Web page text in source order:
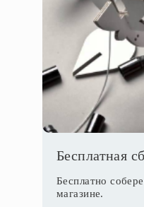
Бесплатная
Бесплатно
магазине.